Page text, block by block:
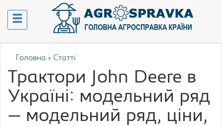
Головна › Статті
Трактори John Deere в
Україні: модельний ряд
— модельний ряд, ціни,